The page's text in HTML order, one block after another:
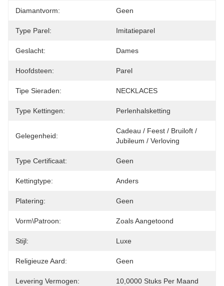
Diamantvorm: Geen
Type Parel: Imitatieparel
Geslacht: Dames
Hoofdsteen: Parel
Tipe Sieraden: NECKLACES
Type Kettingen: Perlenhalsketting
Gelegenheid:
Cadeau / Feest / Bruiloft /
Jubileum / Verloving
Type Certificaat: Geen
Kettingtype: Anders
Platering: Geen
Vorm\patroon: Zoals Aangetoond
Stijl: Luxe
Religieuze Aard: Geen
Levering Vermogen: 10,0000 Stuks Per Maand